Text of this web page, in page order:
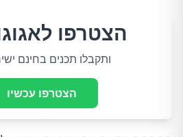
הצטרפו
ותקבלו תכנים בחינם
הצטרפו עכשיו